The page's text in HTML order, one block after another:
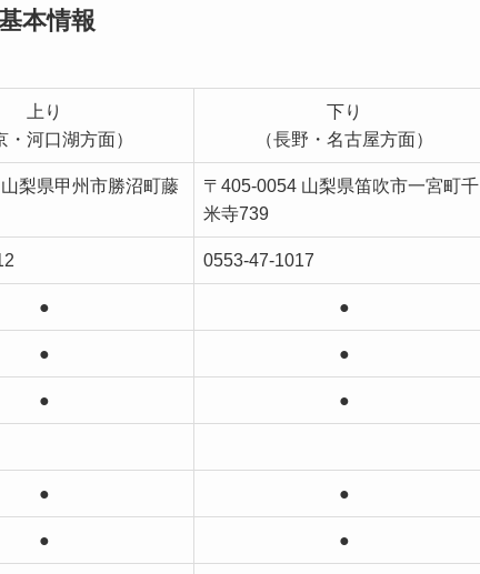
本情報
上り
・河口湖方面）
下り
（長野・名古屋方面）
梨県甲州市勝沼町藤
〒405-0054 山梨県笛吹市一宮町千
米寺739
0553-47-1017
● ●
● ●
● ●
● ●
● ●